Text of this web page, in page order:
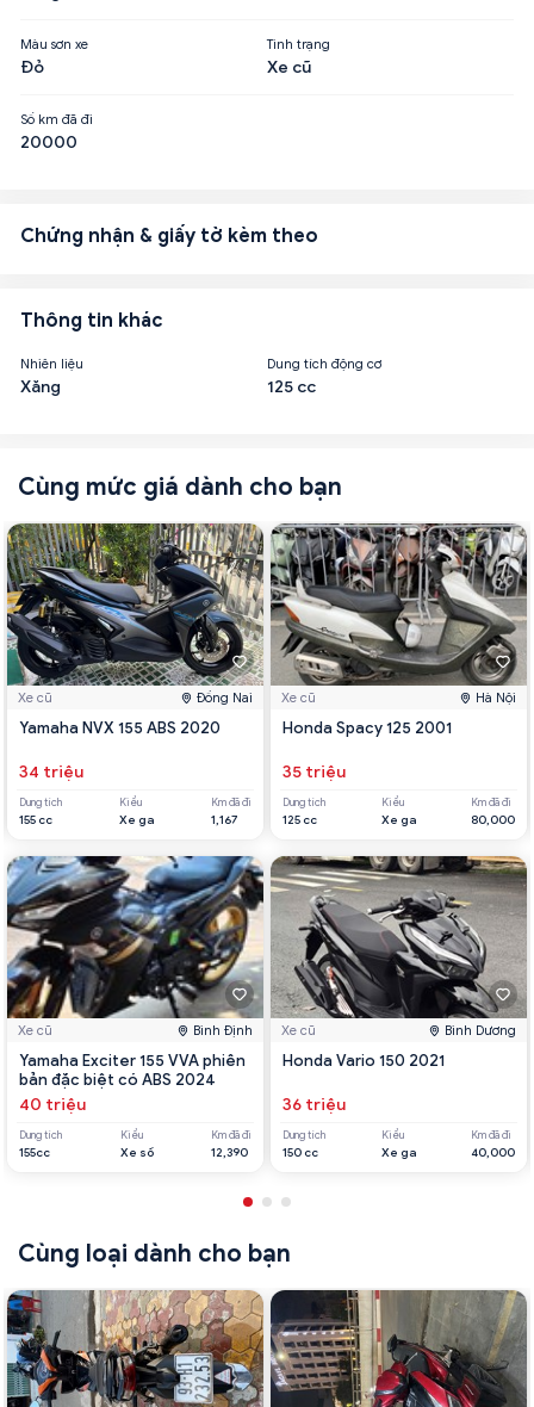
Màu sơn xe
Đỏ
Tình trạng
Xe cũ
Số km đã đi
20000
Chứng nhận & giấy tờ kèm theo
Thông tin khác
Nhiên liệu
Xăng
Dung tích động cơ
125 cc
Cùng mức giá dành cho bạn
Xe cũ Đồng Nai
Yamaha NVX 155 ABS 2020
34 triệu
Dung tích
155 cc
Kiểu
Xe ga
Km đã đi
1,167
Xe cũ Bình Định
Yamaha Exciter 155 VVA phiên
bản đặc biệt có ABS 2024
40 triệu
Dung tích
155cc
Kiểu
Xe số
Km đã đi
12,390
Xe cũ Hà Nội
Honda Spacy 125 2001
35 triệu
Dung tích
125 cc
Kiểu
Xe ga
Km đã đi
80,000
Xe cũ Bình Dương
Honda Vario 150 2021
36 triệu
Dung tích
150 cc
Kiểu
Xe ga
Km đã đi
40,000
Cùng loại dành cho bạn